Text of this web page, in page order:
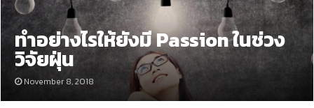
ทำอย่างไรให้ยังมี Passion ในช่วง
วิจัยฝุ่น
November 8, 2018